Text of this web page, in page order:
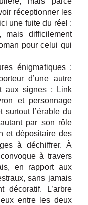
réceptionner les
une fuite du réel :
difficilement
pour celui qui
énigmatiques :
d’une autre
aux signes ; Link
et personnage
surtout l’érable du
par son rôle
et dépositaire des
à déchiffrer. À
à travers
en rapport aux
sans jamais
décoratif. L’arbre
entre les deux